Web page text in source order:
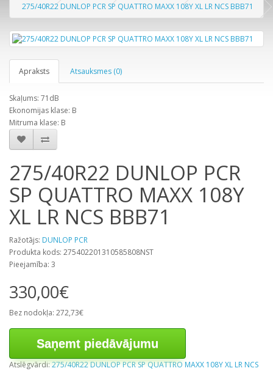
275/40R22 DUNLOP PCR SP QUATTRO MAXX 108Y XL LR NCS BBB71
Apraksts Atsauksmes (0)
Skaļums: 71dB
Ekonomijas klase: B
Mitruma klase: B
275/40R22 DUNLOP PCR
SP QUATTRO MAXX 108Y
XL LR NCS BBB71
Ražotājs: DUNLOP PCR
Produkta kods: 275402201310585808NST
Pieejamība: 3
330,00€
Bez nodokļa: 272,73€
Saņemt piedāvājumu
Atslēgvārdi:275/40R22 DUNLOP PCR SP QUATTRO MAXX 108Y XL LR NCS